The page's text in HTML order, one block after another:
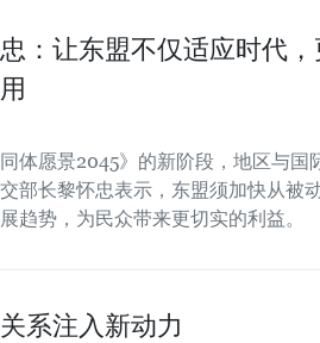
：让东盟不仅适应时代
体愿景2045》的新阶段，地区与国
部长黎怀忠表示，东盟须加快从被
趋势，为民众带来更切实的利益。
系注入新动力